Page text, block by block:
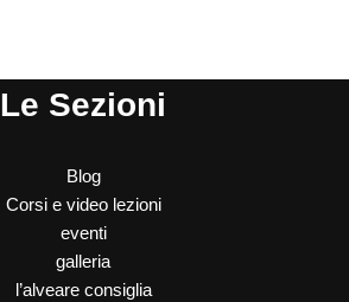
Le Sezioni
Blog
Corsi e video lezioni
eventi
galleria
l’alveare consiglia